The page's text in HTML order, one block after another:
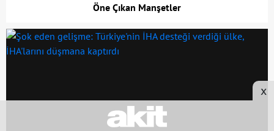
Öne Çıkan Manşetler
x